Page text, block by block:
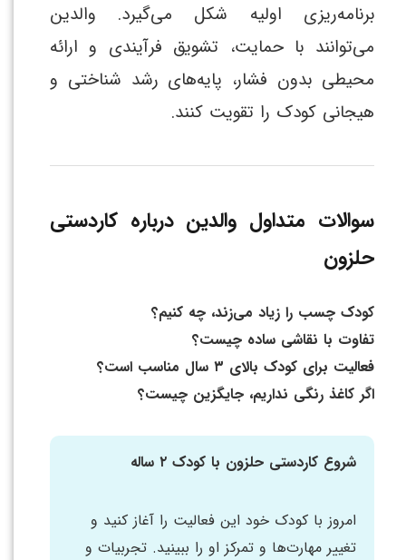
برنامه‌ریزی اولیه شکل می‌گیرد. والدین
می‌توانند با حمایت، تشویق فرآیندی و ارائه
محیطی بدون فشار، پایه‌های رشد شناختی و
هیجانی کودک را تقویت کنند.
سوالات متداول والدین درباره کاردستی
حلزون
کودک چسب را زیاد می‌زند، چه کنیم؟
تفاوت با نقاشی ساده چیست؟
فعالیت برای کودک بالای ۳ سال مناسب است؟
اگر کاغذ رنگی نداریم، جایگزین چیست؟
شروع کاردستی حلزون با کودک ۲ ساله
امروز با کودک خود این فعالیت را آغاز کنید و
تغییر مهارت‌ها و تمرکز او را ببینید. تجربیات و